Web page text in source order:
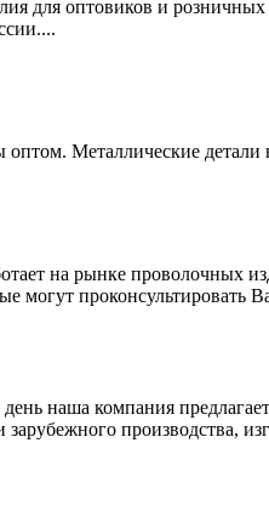
для оптовиков и розничных
Металлические детали
на рынке проволочных
могут
наша компания
зарубежного производства,